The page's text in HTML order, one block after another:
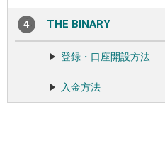
THE BINARY
登録・口座開設方法
入金方法